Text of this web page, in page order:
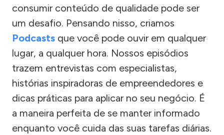
consumir conteúdo de qualidade pode ser
um desafio. Pensando nisso, criamos
Podcasts que você pode ouvir em qualquer
lugar, a qualquer hora. Nossos episódios
trazem entrevistas com especialistas,
histórias inspiradoras de empreendedores e
dicas práticas para aplicar no seu negócio. É
a maneira perfeita de se manter informado
enquanto você cuida das suas tarefas diárias.